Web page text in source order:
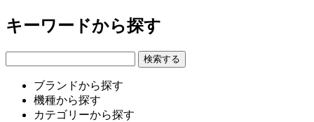
キーワードから探す
ブランドから探す
機種から探す
カテゴリーから探す